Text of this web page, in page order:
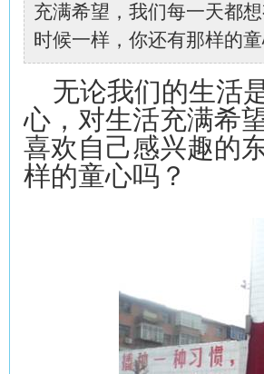
充满希望，我们每一天都
时候一样，你还有那样的
无论我们的生活
心，对生活充满希
喜欢自己感兴趣的
样的童心吗？